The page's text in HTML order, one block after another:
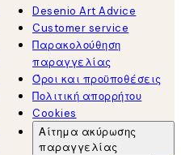
Desenio Art Advice
Customer service
Παρακολούθηση
παραγγελίας
Όροι και προϋποθέσεις
Πολιτική απορρήτου
Cookies
Αίτημα ακύρωσης
παραγγελίας